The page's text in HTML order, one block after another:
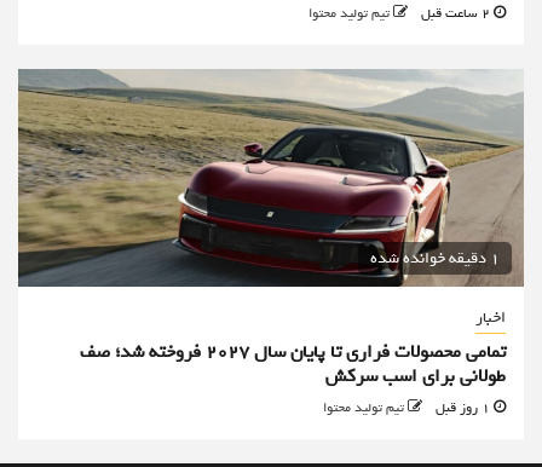
تیم تولید محتوا
1 دقیقه خوانده شده
اخبار
تمامی محصولات فراری تا پایان سال ۲۰۲۷ فروخته شد؛ صف
طولانی برای اسب سرکش
تیم تولید محتوا